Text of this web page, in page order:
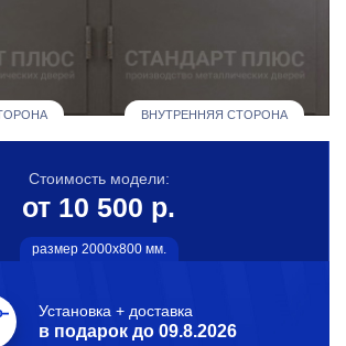
ВНУТРЕННЯЯ СТОРОНА
Стоимость модели:
от 10 500 р.
размер 2000х800 мм.
Установка + доставка
в подарок до 09.8.2026